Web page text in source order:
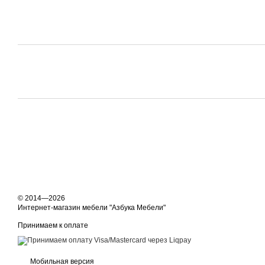
© 2014—2026
Интернет-магазин мебели "Азбука Мебели"
Принимаем к оплате
Мобильная версия